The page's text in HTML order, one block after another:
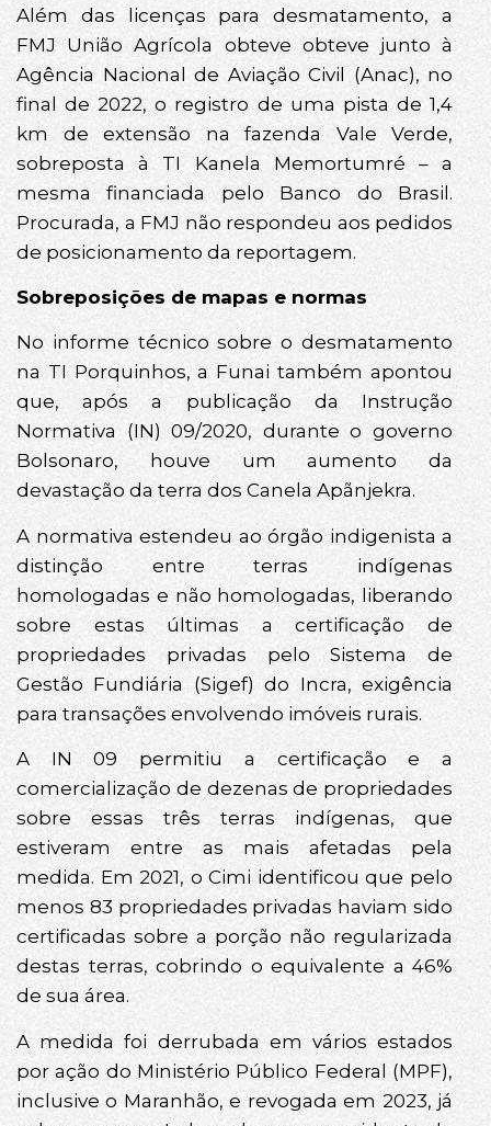
Além das licenças para desmatamento, a
FMJ União Agrícola obteve obteve junto à
Agência Nacional de Aviação Civil (Anac), no
final de 2022, o registro de uma pista de 1,4
km de extensão na fazenda Vale Verde,
sobreposta à TI Kanela Memortumré – a
mesma financiada pelo Banco do Brasil.
Procurada, a FMJ não respondeu aos pedidos
de posicionamento da reportagem.
Sobreposições de mapas e normas
No informe técnico sobre o desmatamento
na TI Porquinhos, a Funai também apontou
que, após a publicação da Instrução
Normativa (IN) 09/2020, durante o governo
Bolsonaro, houve um aumento da
devastação da terra dos Canela Apãnjekra.
A normativa estendeu ao órgão indigenista a
distinção entre terras indígenas
homologadas e não homologadas, liberando
sobre estas últimas a certificação de
propriedades privadas pelo Sistema de
Gestão Fundiária (Sigef) do Incra, exigência
para transações envolvendo imóveis rurais.
A IN 09 permitiu a certificação e a
comercialização de dezenas de propriedades
sobre essas três terras indígenas, que
estiveram entre as mais afetadas pela
medida. Em 2021, o Cimi identificou que pelo
menos 83 propriedades privadas haviam sido
certificadas sobre a porção não regularizada
destas terras, cobrindo o equivalente a 46%
de sua área.
A medida foi derrubada em vários estados
por ação do Ministério Público Federal (MPF),
inclusive o Maranhão, e revogada em 2023, já